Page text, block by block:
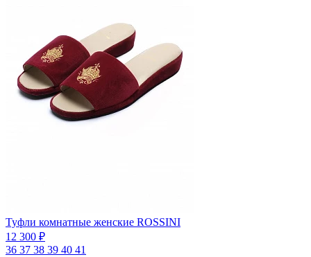
Туфли комнатные женские ROSSINI
12 300 ₽
36 37 38 39 40 41